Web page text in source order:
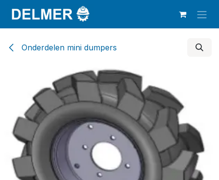
Overslaan naar inhoud
Onderdelen mini dumpers